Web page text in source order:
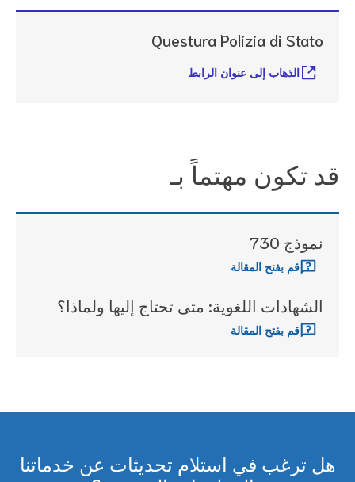
Questura Polizia di Stato
الذهاب إلى عنوان الرابط
تكون مهتماً بـ
نموذج 730
قم بفتح المقالة
الشهادات اللغوية: متى تحتاج إليها ولماذا؟
قم بفتح المقالة
ترغب في استلام تحديثات عن خدماتنا